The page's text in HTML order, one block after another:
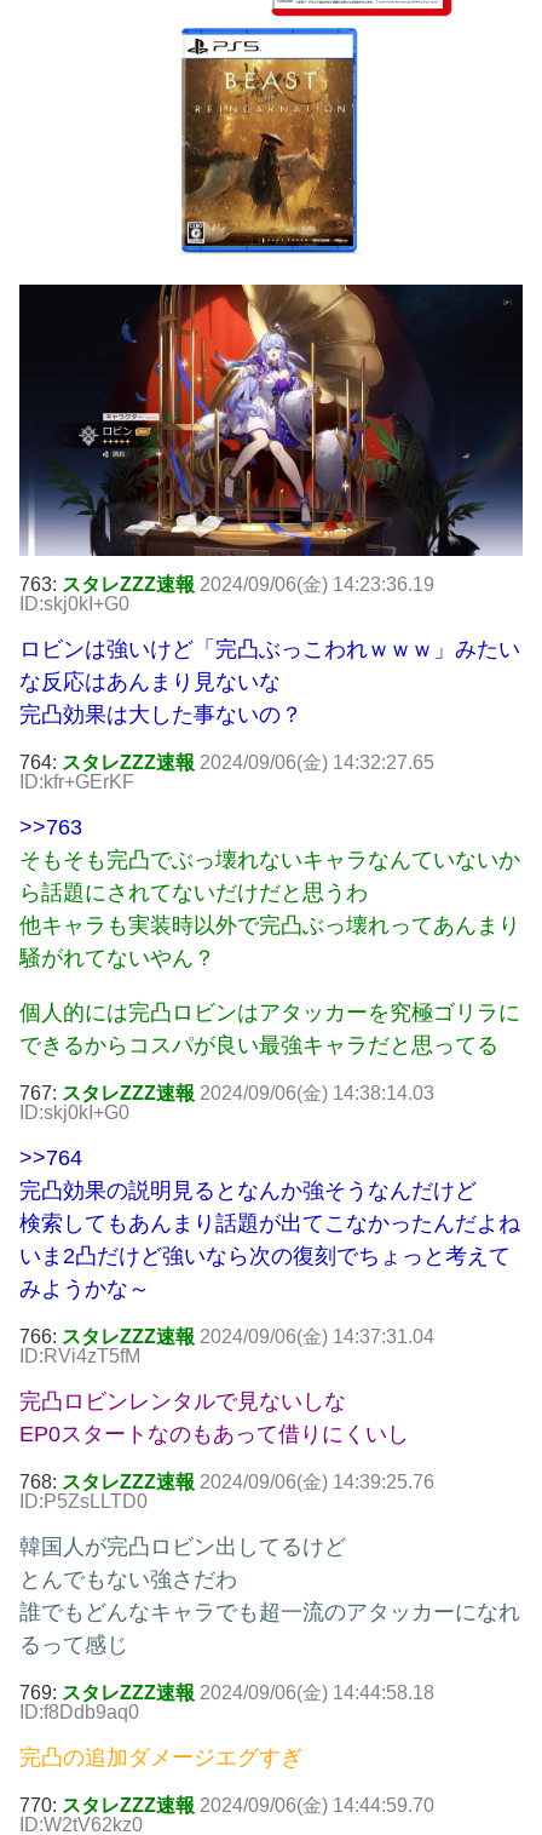
763: スタレZZZ速報 2024/09/06(金) 14:23:36.19
ID:skj0kI+G0
ロビンは強いけど「完凸ぶっこわれｗｗｗ」みたい
な反応はあんまり見ないな
完凸効果は大した事ないの？
764: スタレZZZ速報 2024/09/06(金) 14:32:27.65
ID:kfr+GErKF
>>763
そもそも完凸でぶっ壊れないキャラなんていないか
ら話題にされてないだけだと思うわ
他キャラも実装時以外で完凸ぶっ壊れってあんまり
騒がれてないやん？
個人的には完凸ロビンはアタッカーを究極ゴリラに
できるからコスパが良い最強キャラだと思ってる
767: スタレZZZ速報 2024/09/06(金) 14:38:14.03
ID:skj0kI+G0
>>764
完凸効果の説明見るとなんか強そうなんだけど
検索してもあんまり話題が出てこなかったんだよね
いま2凸だけど強いなら次の復刻でちょっと考えて
みようかな～
766: スタレZZZ速報 2024/09/06(金) 14:37:31.04
ID:RVi4zT5fM
完凸ロビンレンタルで見ないしな
EP0スタートなのもあって借りにくいし
768: スタレZZZ速報 2024/09/06(金) 14:39:25.76
ID:P5ZsLLTD0
韓国人が完凸ロビン出してるけど
とんでもない強さだわ
誰でもどんなキャラでも超一流のアタッカーになれ
るって感じ
769: スタレZZZ速報 2024/09/06(金) 14:44:58.18
ID:f8Ddb9aq0
完凸の追加ダメージエグすぎ
770: スタレZZZ速報 2024/09/06(金) 14:44:59.70
ID:W2tV62kz0